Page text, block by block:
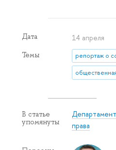
Дата 14 апреля
Темы репортаж о
В статье
упомянуты
права